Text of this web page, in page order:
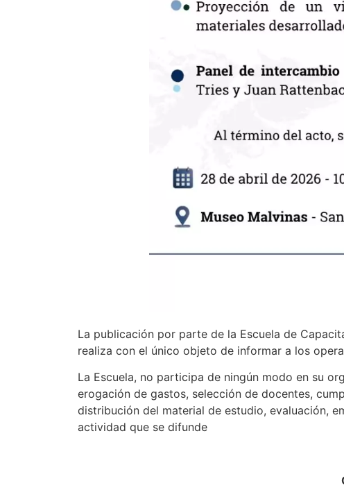
La publicación por parte de la Escuela de
realiza con el único objeto de informar a los
La Escuela, no participa de ningún modo en su
erogación de gastos, selección de docentes,
distribución del material de estudio, evaluación,
actividad que se difunde